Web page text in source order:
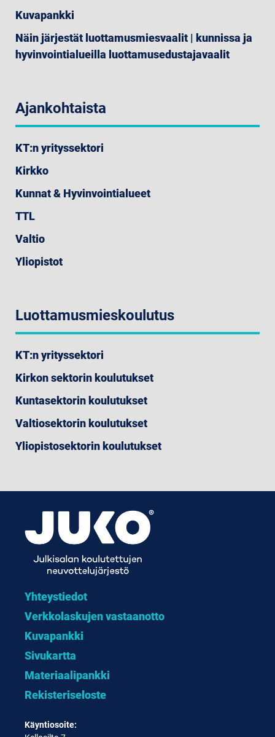
Kuvapankki
Näin järjestät luottamusmiesvaalit | kunnissa ja
hyvinvointialueilla luottamusedustajavaalit
Ajankohtaista
KT:n yrityssektori
Kirkko
Kunnat & Hyvinvointialueet
TTL
Valtio
Yliopistot
Luottamusmieskoulutus
KT:n yrityssektori
Kirkon sektorin koulutukset
Kuntasektorin koulutukset
Valtiosektorin koulutukset
Yliopistosektorin koulutukset
Yhteystiedot
Verkkolaskujen vastaanotto
Kuvapankki
Sivukartta
Materiaalipankki
Rekisteriseloste
Käyntiosoite: